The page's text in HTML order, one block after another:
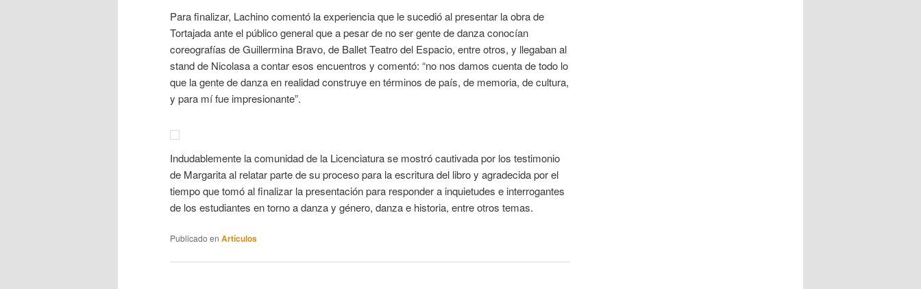
Para finalizar, Lachino comentó la experiencia que le sucedió al presentar la obra de
Tortajada ante el público general que a pesar de no ser gente de danza conocían
coreografías de Guillermina Bravo, de Ballet Teatro del Espacio, entre otros, y llegaban al
stand de Nicolasa a contar esos encuentros y comentó: “no nos damos cuenta de todo lo
que la gente de danza en realidad construye en términos de país, de memoria, de cultura,
y para mí fue impresionante”.
Indudablemente la comunidad de la Licenciatura se mostró cautivada por los testimonio
de Margarita al relatar parte de su proceso para la escritura del libro y agradecida por el
tiempo que tomó al finalizar la presentación para responder a inquietudes e interrogantes
de los estudiantes en torno a danza y género, danza e historia, entre otros temas.
Publicado en Artículos